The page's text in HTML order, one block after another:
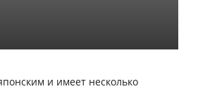
и имеет несколько